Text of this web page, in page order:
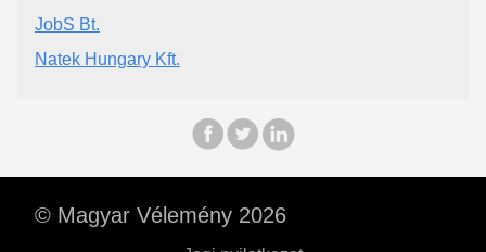
JobS Bt.
Natek Hungary Kft.
© Magyar Vélemény 2026